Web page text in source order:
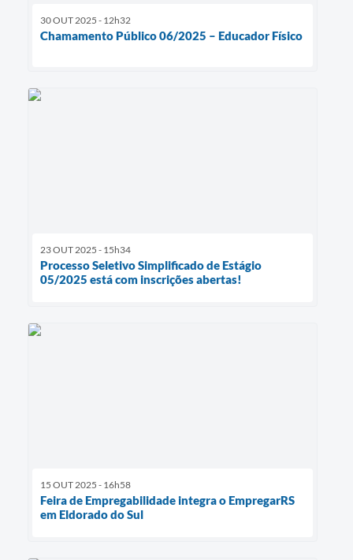
30 OUT 2025 - 12h32
Chamamento Público 06/2025 – Educador Físico
23 OUT 2025 - 15h34
Processo Seletivo Simplificado de Estágio
05/2025 está com inscrições abertas!
15 OUT 2025 - 16h58
Feira de Empregabilidade integra o EmpregarRS
em Eldorado do Sul